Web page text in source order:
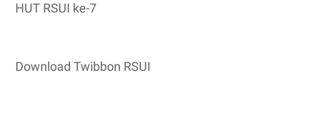
HUT RSUI ke-7
Download Twibbon RSUI